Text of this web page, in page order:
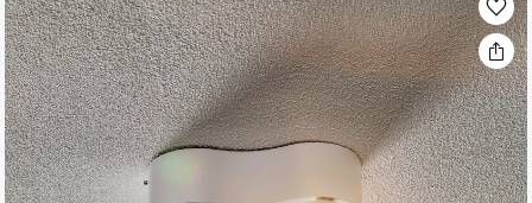
alla
fine
della
galleria
di
immagini